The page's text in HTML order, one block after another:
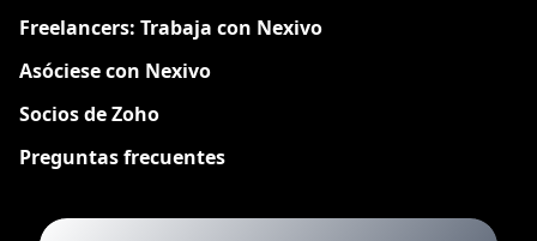
Freelancers: Trabaja con Nexivo
Asóciese con Nexivo
Socios de Zoho
Preguntas frecuentes